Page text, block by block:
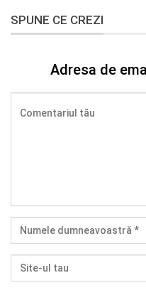
SPUNE CE CREZI
Adresa de